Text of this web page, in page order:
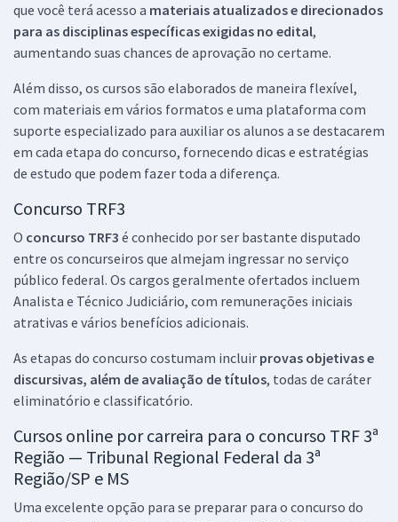
que você terá acesso a materiais atualizados e direcionados
para as disciplinas específicas exigidas no edital,
aumentando suas chances de aprovação no certame.
Além disso, os cursos são elaborados de maneira flexível,
com materiais em vários formatos e uma plataforma com
suporte especializado para auxiliar os alunos a se destacarem
em cada etapa do concurso, fornecendo dicas e estratégias
de estudo que podem fazer toda a diferença.
Concurso TRF3
O concurso TRF3 é conhecido por ser bastante disputado
entre os concurseiros que almejam ingressar no serviço
público federal. Os cargos geralmente ofertados incluem
Analista e Técnico Judiciário, com remunerações iniciais
atrativas e vários benefícios adicionais.
As etapas do concurso costumam incluir provas objetivas e
discursivas, além de avaliação de títulos, todas de caráter
eliminatório e classificatório.
Cursos online por carreira para o concurso TRF 3ª
Região — Tribunal Regional Federal da 3ª
Região/SP e MS
Uma excelente opção para se preparar para o concurso do